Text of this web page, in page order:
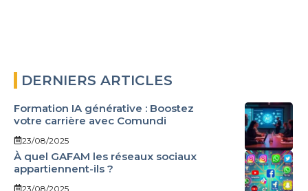
DERNIERS ARTICLES
Formation IA générative : Boostez
votre carrière avec Comundi
23/08/2025
À quel GAFAM les réseaux sociaux
appartiennent-ils ?
23/08/2025